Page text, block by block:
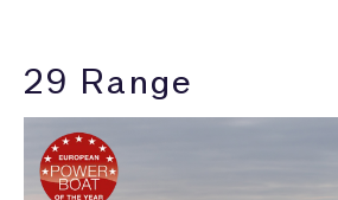
29 Range